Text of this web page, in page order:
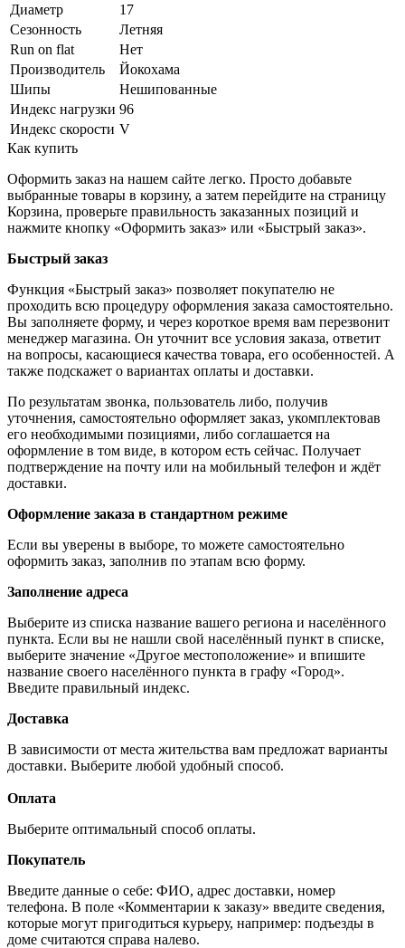
Диаметр
17
Сезонность
Летняя
Run on flat
Нет
Производитель
Йокохама
Шипы
Нешипованные
Индекс нагрузки 96
Индекс скорости V
Как купить
Оформить заказ на нашем сайте легко. Просто добавьте
выбранные товары в корзину, а затем перейдите на страницу
Корзина, проверьте правильность заказанных позиций и
нажмите кнопку «Оформить заказ» или «Быстрый заказ».
Быстрый заказ
Функция «Быстрый заказ» позволяет покупателю не
проходить всю процедуру оформления заказа самостоятельно.
Вы заполняете форму, и через короткое время вам перезвонит
менеджер магазина. Он уточнит все условия заказа, ответит
на вопросы, касающиеся качества товара, его особенностей. А
также подскажет о вариантах оплаты и доставки.
По результатам звонка, пользователь либо, получив
уточнения, самостоятельно оформляет заказ, укомплектовав
его необходимыми позициями, либо соглашается на
оформление в том виде, в котором есть сейчас. Получает
подтверждение на почту или на мобильный телефон и ждёт
доставки.
Оформление заказа в стандартном режиме
Если вы уверены в выборе, то можете самостоятельно
оформить заказ, заполнив по этапам всю форму.
Заполнение адреса
Выберите из списка название вашего региона и населённого
пункта. Если вы не нашли свой населённый пункт в списке,
выберите значение «Другое местоположение» и впишите
название своего населённого пункта в графу «Город».
Введите правильный индекс.
Доставка
В зависимости от места жительства вам предложат варианты
доставки. Выберите любой удобный способ.
Оплата
Выберите оптимальный способ оплаты.
Покупатель
Введите данные о себе: ФИО, адрес доставки, номер
телефона. В поле «Комментарии к заказу» введите сведения,
которые могут пригодиться курьеру, например: подъезды в
доме считаются справа налево.